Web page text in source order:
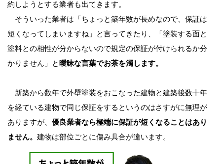
約しようとする業者も出てきます。
そういった業者は「ちょっと築年数が長めなので、保証は
短くなってしまいますね」と言ってきたり、「塗装する面と
塗料との相性が分からないので規定の保証が付けられるか分
かりません」と曖昧な言葉でお茶を濁します。
新築から数年で外壁塗装をおこなった建物と建築後数十年
を経ている建物で同じ保証をするというのはさすがに無理が
ありますが、 優良業者なら極端に保証が短くなることはあり
ません。 建物は部位ごとに傷み具合が違います。